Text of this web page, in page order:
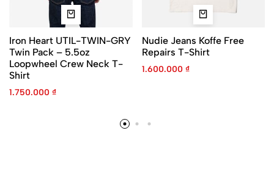
Iron Heart UTIL-TWIN-GRY
Twin Pack – 5.5oz
Loopwheel Crew Neck T-
Shirt
1.750.000 ₫
Nudie Jeans Koffe Free
Repairs T-Shirt
1.600.000 ₫